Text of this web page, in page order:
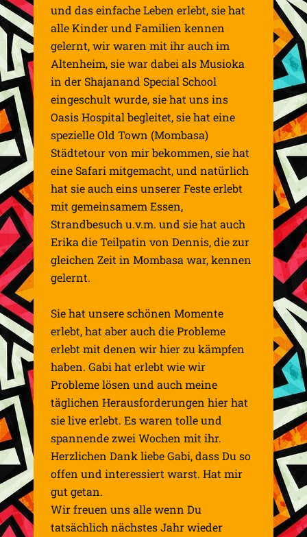
und das einfache Leben erlebt, sie hat
alle Kinder und Familien kennen
gelernt, wir waren mit ihr auch im
Altenheim, sie war dabei als Musioka
in der Shajanand Special School
eingeschult wurde, sie hat uns ins
Oasis Hospital begleitet, sie hat eine
spezielle Old Town (Mombasa)
Städtetour von mir bekommen, sie hat
eine Safari mitgemacht, und natürlich
hat sie auch eins unserer Feste erlebt
mit gemeinsamem Essen,
Strandbesuch u.v.m. und sie hat auch
Erika die Teilpatin von Dennis, die zur
gleichen Zeit in Mombasa war, kennen
gelernt.
Sie hat unsere schönen Momente
erlebt, hat aber auch die Probleme
erlebt mit denen wir hier zu kämpfen
haben. Gabi hat erlebt wie wir
Probleme lösen und auch meine
täglichen Herausforderungen hier hat
sie live erlebt. Es waren tolle und
spannende zwei Wochen mit ihr.
Herzlichen Dank liebe Gabi, dass Du so
offen und interessiert warst. Hat mir
gut getan.
Wir freuen uns alle wenn Du
tatsächlich nächstes Jahr wieder